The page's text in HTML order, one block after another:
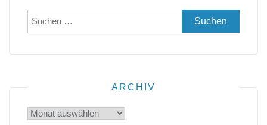
Suchen
nach:
ARCHIV
Archiv